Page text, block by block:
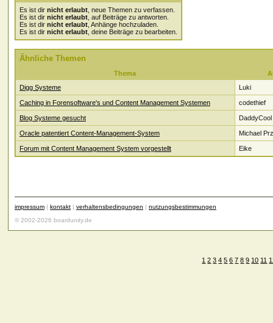
Es ist dir nicht erlaubt , neue Themen zu verfassen.
Es ist dir nicht erlaubt , auf Beiträge zu antworten.
Es ist dir nicht erlaubt , Anhänge hochzuladen.
Es ist dir nicht erlaubt , deine Beiträge zu bearbeiten.
Ähnliche Themen
Thema
Digg Systeme
Luki
Caching in Forensoftware's und Content Management Systemen codethief
Blog Systeme gesucht DaddyCool
Oracle patentiert Content-Management-System Michael
Forum mit Content Management System vorgestellt Eike
impressum | kontakt | verhaltensbedingungen | nutzungsbestimmungen
© 2002-2026 boardunity.de
1 2 3 4 5 6 7 8 9 10 11